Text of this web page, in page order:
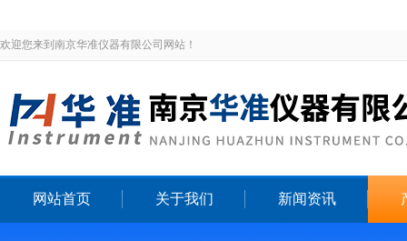
欢迎您来到南京华准仪器有限公司网站！
网站首页 关于我们 新闻资讯